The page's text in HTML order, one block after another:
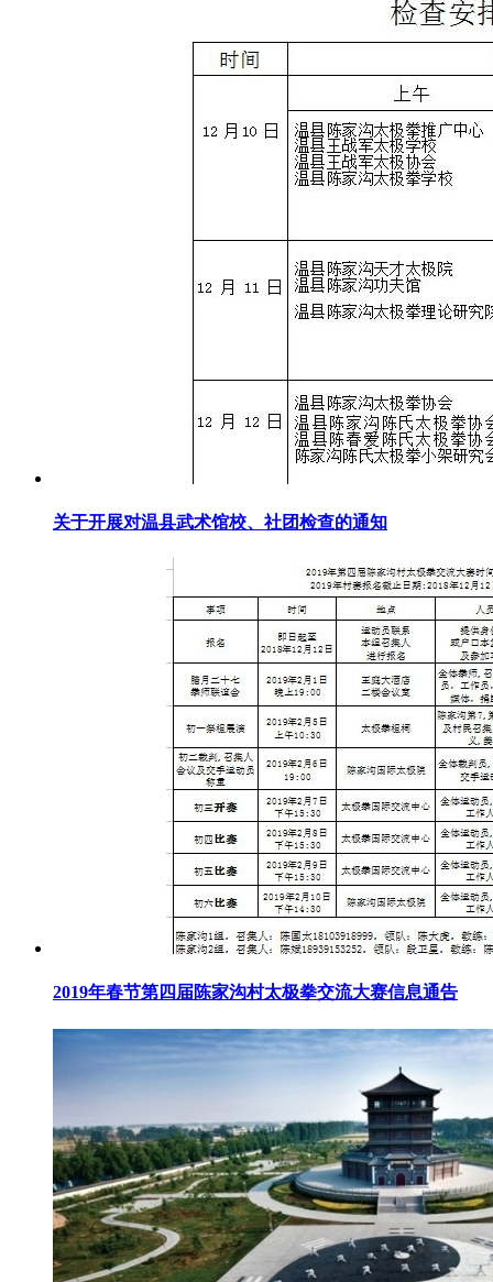
关于开展对温县武术馆校、社团检查的通知
2019年春节第四届陈家沟村太极拳交流大赛信息通告